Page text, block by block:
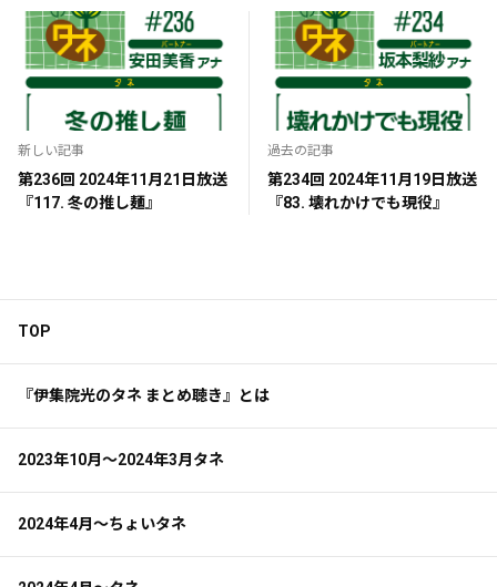
新しい記事
第236回 2024年11月21日放送
『117. 冬の推し麺』
過去の記事
第234回 2024年11月19日放送
『83. 壊れかけでも現役』
TOP
『伊集院光のタネ まとめ聴き』とは
2023年10月～2024年3月タネ
2024年4月～ちょいタネ